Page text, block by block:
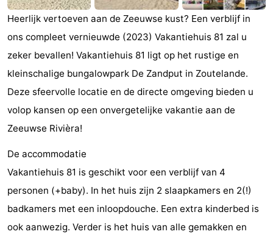
Speeltuinen
-
Binnenspeeltuinen
-
Bowlen
Wellness
centra
Dorpen
&
Natuur
Sporten
Heerlijk vertoeven aan de Zeeuwse kust? Een verblijf in
ons compleet vernieuwde (2023) Vakantiehuis 81 zal u
zeker bevallen! Vakantiehuis 81 ligt op het rustige en
kleinschalige bungalowpark De Zandput in Zoutelande.
Deze sfeervolle locatie en de directe omgeving bieden u
volop kansen op een onvergetelijke vakantie aan de
Zeeuwse Rivièra!
De accommodatie
Vakantiehuis 81 is geschikt voor een verblijf van 4
personen (+baby). In het huis zijn 2 slaapkamers en 2(!)
badkamers met een inloopdouche. Een extra kinderbed is
ook aanwezig. Verder is het huis van alle gemakken en